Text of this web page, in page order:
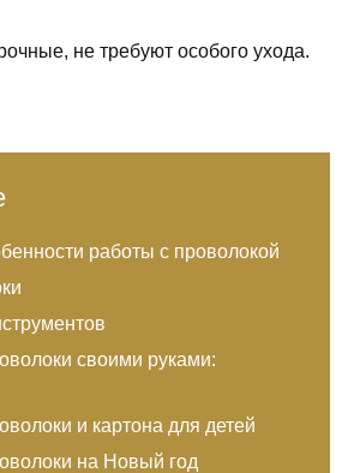
не требуют особого ухода.
работы с проволокой
своими руками:
и картона для детей
на Новый год